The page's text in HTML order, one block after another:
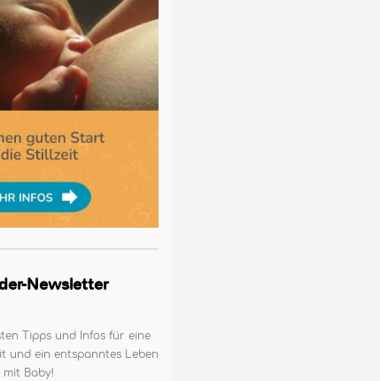
Newsletter
Tipps und Infos für eine
und ein entspanntes Leben
mit Baby!